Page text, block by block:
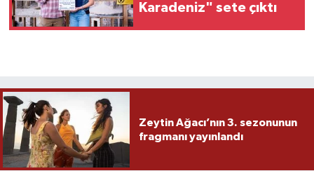
Karadeniz" sete çıktı
Zeytin Ağacı’nın 3. sezonunun
fragmanı yayınlandı